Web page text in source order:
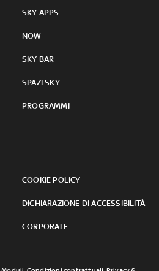
SKY APPS
NOW
SKY BAR
SPAZI SKY
PROGRAMMI
COOKIE POLICY
DICHIARAZIONE DI ACCESSIBILITÀ
CORPORATE